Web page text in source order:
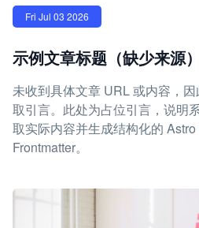
Fri Jul 03 2026
示例文章标题（缺少来源）
未收到具体文章 URL 或内容，
取引言。此处为占位引言，说明
取实际内容并生成结构化的
Frontmatter。